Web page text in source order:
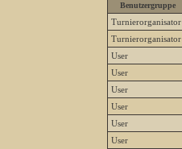
Benutzergruppe
Turnierorganisator
Turnierorganisator
User
User
User
User
User
User